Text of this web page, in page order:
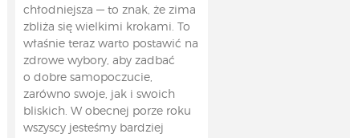
chłodniejsza — to znak, że zima
zbliża się wielkimi krokami. To
właśnie teraz warto postawić na
zdrowe wybory, aby zadbać
o dobre samopoczucie,
zarówno swoje, jak i swoich
bliskich. W obecnej porze roku
wszyscy jesteśmy bardziej